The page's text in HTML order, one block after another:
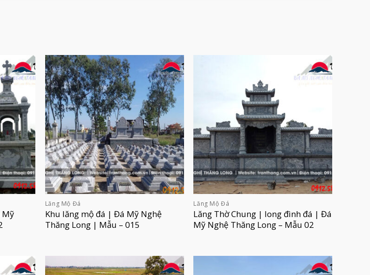
Mỹ
Lăng Mộ Đá
Khu lăng mộ đá | Đá Mỹ Nghệ
Thăng Long | Mẫu – 015
Lăng Mộ Đá
Lăng Thờ Chung | long đình đá | Đá
Mỹ Nghệ Thăng Long – Mẫu 02